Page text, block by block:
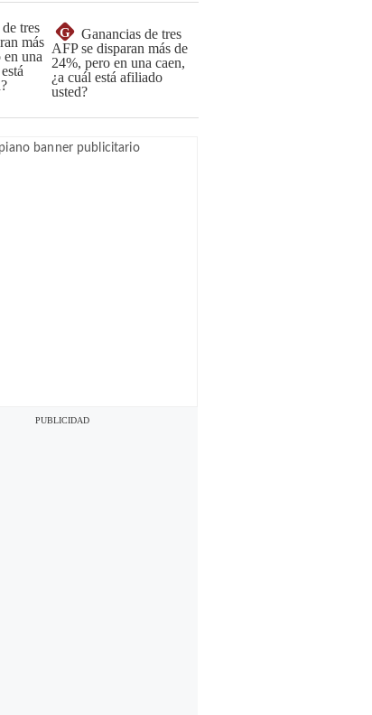
G
Ganancias de tres
AFP se disparan más de
24%, pero en una caen,
¿a cuál está afiliado
usted?